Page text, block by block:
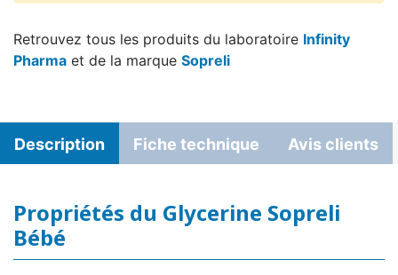
Retrouvez tous les produits du laboratoire Infinity
Pharma et de la marque Sopreli
Description Fiche technique Avis clients
Propriétés du Glycerine Sopreli
Bébé